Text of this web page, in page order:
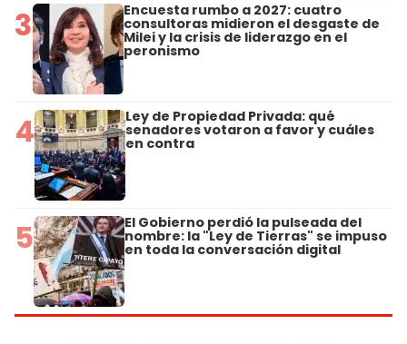
3 Encuesta rumbo a 2027: cuatro
consultoras midieron el desgaste de
Milei y la crisis de liderazgo en el
peronismo
4 Ley de Propiedad Privada: qué
senadores votaron a favor y cuáles
en contra
5 El Gobierno perdió la pulseada del
nombre: la "Ley de Tierras" se impuso
en toda la conversación digital